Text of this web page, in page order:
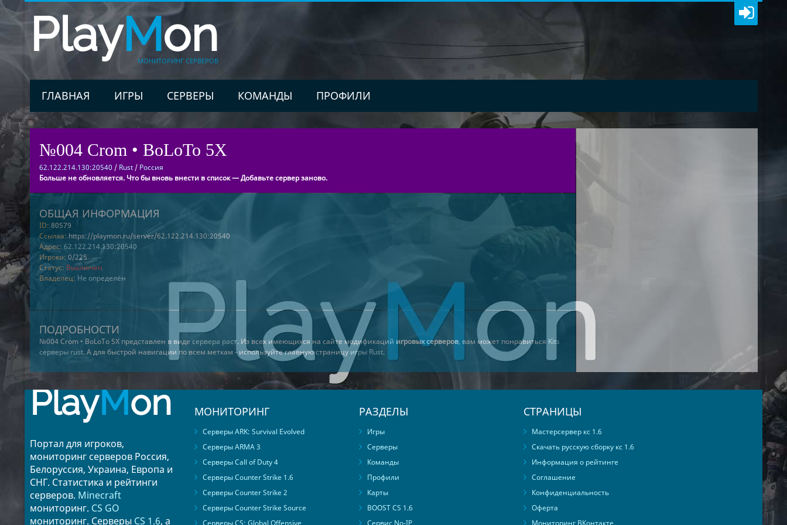
PlayMon
МОНИТОРИНГ СЕРВЕРОВ
ГЛАВНАЯ ИГРЫ СЕРВЕРЫ КОМАНДЫ ПРОФИЛИ
№004 Crom • BoLoTo 5X
62.122.214.130:20540 / Rust/ Россия
Больше не обновляется. Что бы вновь внести в список — Добавьте сервер заново.
ОБЩАЯ ИНФОРМАЦИЯ
ID: 80579
Ссылка: https://playmon.ru/server/62.122.214.130:20540
Адрес: 62.122.214.130:20540
Игроки: 0/225
Статус: Выключен
Владелец: Не определён
ПОДРОБНОСТИ
№004 Crom • BoLoTo 5X представлен в виде сервера раст. Из всех имеющихся на сайте модификаций игровых серверов, вам может понравиться Kits
серверы rust. А для быстрой навигации по всем меткам - используйте главную страницу игры Rust.
PlayMon
Портал для игроков,
мониторинг серверов Россия,
Белоруссия, Украина, Европа и
СНГ. Статистика и рейтинги
серверов. Minecraft
мониторинг. CS GO
мониторинг. Серверы CS 1.6, а
МОНИТОРИНГ
Серверы ARK: Survival Evolved
Серверы ARMA 3
Серверы Call of Duty 4
Серверы Counter Strike 1.6
Серверы Counter Strike 2
Серверы Counter Strike Source
Серверы CS: Global Offensive
РАЗДЕЛЫ
Игры
Серверы
Команды
Профили
Карты
BOOST CS 1.6
Сервис No-IP
СТРАНИЦЫ
Мастерсервер кс 1.6
Скачать русскую сборку кс 1.6
Информация о рейтинге
Соглашение
Конфиденциальность
Оферта
Мониторинг ВКонтакте